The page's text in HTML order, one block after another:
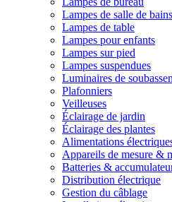
Lampes de salle de bains
Lampes de table
Lampes pour enfants
Lampes sur pied
Lampes suspendues
Luminaires de
Plafonniers
Veilleuses
Éclairage de jardin
Éclairage des plantes
Alimentations
Appareils de mesure &
Batteries &
Distribution électrique
Gestion du câblage